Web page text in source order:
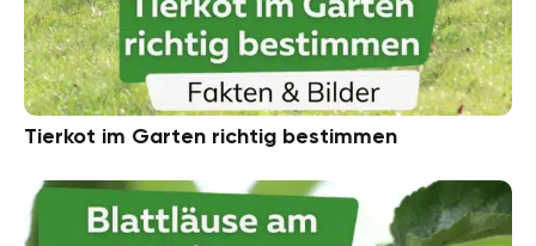
Tierkot im Garten richtig bestimmen